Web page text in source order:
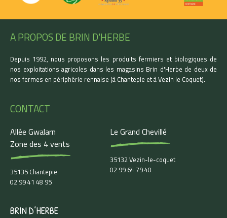
A PROPOS DE BRIN D'HERBE
Depuis 1992, nous proposons les produits fermiers et biologiques de
nos exploitations agricoles dans les magasins Brin d'Herbe de deux de
nos fermes en périphérie rennaise (à Chantepie et à Vezin le Coquet).
CONTACT
Allée Gwalarn
Zone des 4 vents
35135 Chantepie
02 99 41 48 95
Le Grand Chevillé
35132 Vezin-le-coquet
02 99 64 79 40
BRIN D’HERBE